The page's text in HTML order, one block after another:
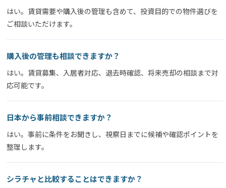
はい。賃貸需要や購入後の管理も含めて、投資目的での物件選びを
ご相談いただけます。
購入後の管理も相談できますか？
はい。賃貸募集、入居者対応、退去時確認、将来売却の相談まで対
応可能です。
日本から事前相談できますか？
はい。事前に条件をお聞きし、視察日までに候補や確認ポイントを
整理します。
シラチャと比較することはできますか？